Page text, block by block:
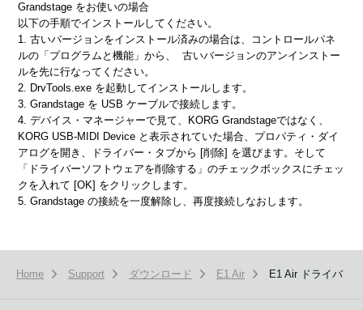
許諾プログラムは著作権で保護された情報を含んでいますので、その保護のため、お客様
が許諾プログラムを逆コンパイル、逆アセンブル、リバース・エンジニアリング、または
その他の方法により、人間が感得できる形にすることは許されません（法律で許可される
場合を除く）。
許諾プログラムの全体または一部を複製、修正、改変、賃貸、リース、転売、譲渡、貸
与、再許諾、頒布または許諾プログラムの内容に基づいて二次的著作物を作ることは許さ
れません。（但し、データ・ファイルに基づいて二次的著作物を創作することは、この制
限には含まれません。）
許諾プログラムをネットワークを通して別のコンピューターに転送することも許されませ
ん。
お客様は許諾プログラムのバックアップ・コピーを1部に限り作成することができます
本契約はお客様が許諾プログラムをお受け取りになった日に発効します。
Win
Windows) 1.15 r61e
容量 : 6.4MB
形式 : EXE形式
ファイル名 : DrvTools(115_r61e).exe
Win
E1 Air/KORG USB-MIDI Driver (for
Windows) 1.15 r60e
容量 : 6.4MB
形式 : EXE形式
ファイル名 : DrvTools(115_r60e).exe
E1 Air/KORG USB-MIDI Driver (for
Windows) 1.15 r56e
ファイル名 : DrvTools(115_r56e).exe
E1 Air/KORG USB-MIDI Driver (for
Grandstage をお使いの場合
以下の手順でインストールしてください。
1. 古いバージョンをインストール済みの場合は、コントロールパネ
ルの「プログラムと機能」から、
古いバージョンのアンインストー
ルを先に行なってください。
2. DrvTools.exe を起動してインストールします。
3.Grandstage を USB ケーブルで接続します。
4. デバイス・マネージャーで見て、KORG Grandstageではなく、
KORG USB-MIDI Device と表示されていた場合、プロパティ・ダイ
アログを開き、ドライバー・タブから [削除] を選びます。そして
「ドライバーソフトウェアを削除する」のチェックボックスにチェッ
クを入れて [OK] をクリックします。
5.Grandstageの接続を一度解除し、再度接続しなおします。
Home Support ダウンロード E1 Air E1 Air ドライバ